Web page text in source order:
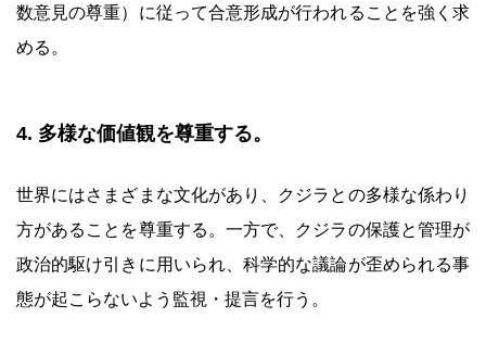
数意見の尊重）に従って合意形成が行われることを強く求
める。
4. 多様な価値観を尊重する。
世界にはさまざまな文化があり、クジラとの多様な係わり
方があることを尊重する。一方で、クジラの保護と管理が
政治的駆け引きに用いられ、科学的な議論が歪められる事
態が起こらないよう監視・提言を行う。